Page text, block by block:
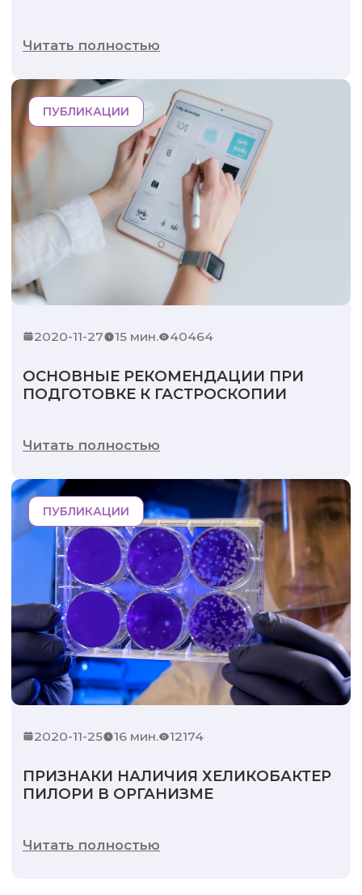
Читать полностью
ПУБЛИКАЦИИ
2020-11-27 15 мин. 40464
ОСНОВНЫЕ РЕКОМЕНДАЦИИ ПРИ
ПОДГОТОВКЕ К ГАСТРОСКОПИИ
Читать полностью
ПУБЛИКАЦИИ
2020-11-25 16 мин. 12174
ПРИЗНАКИ НАЛИЧИЯ ХЕЛИКОБАКТЕР
ПИЛОРИ В ОРГАНИЗМЕ
Читать полностью